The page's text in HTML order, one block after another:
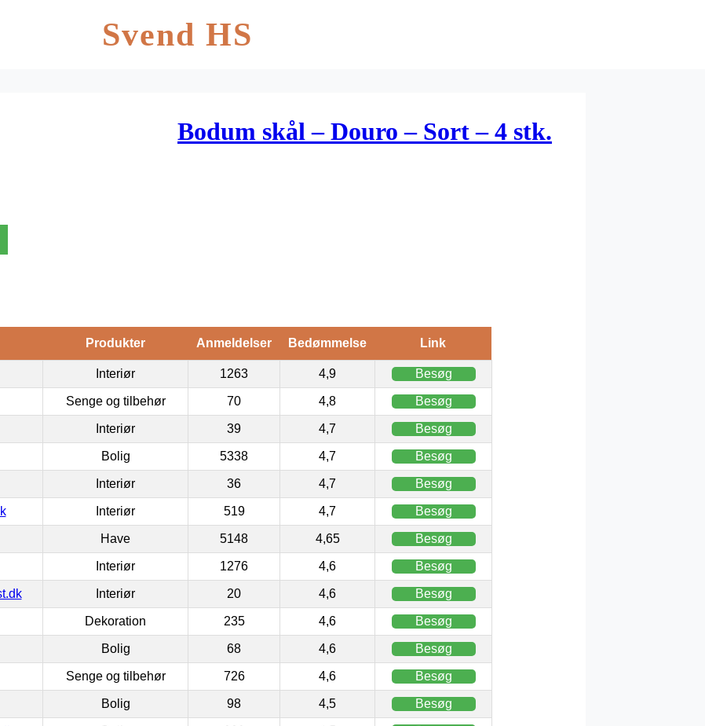
Svend HS
Bodum skål – Douro – Sort – 4 stk.
Produkter Anmeldelser Bedømmelse Link
Interiør 1263 4,9 Besøg
Senge og tilbehør 70 4,8 Besøg
Interiør 39 4,7 Besøg
Bolig 5338 4,7 Besøg
Interiør 36 4,7 Besøg
Interiør 519 4,7 Besøg
Have 5148 4,65 Besøg
Interiør 1276 4,6 Besøg
Interiør 20 4,6 Besøg
Dekoration 235 4,6 Besøg
Bolig 68 4,6 Besøg
Senge og tilbehør 726 4,6 Besøg
Bolig 98 4,5 Besøg